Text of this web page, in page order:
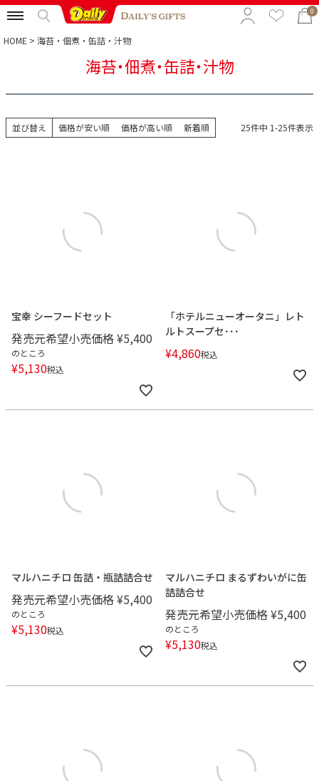
0
カテゴリから選ぶ
HOME 海苔・佃煮・缶詰・汁物
海苔・佃煮・缶詰・汁物
並び替え 価格が安い順 価格が高い順 新着順 25件中 1-25件表示
宝幸 シーフードセット
発売元希望小売価格¥5,400
のところ
¥5,130税込
「ホテルニューオータニ」レト
ルトスープセ･･･
¥4,860税込
マルハニチロ 缶詰・瓶詰詰合せ
発売元希望小売価格¥5,400
のところ
¥5,130税込
マルハニチロ まるずわいがに缶
詰詰合せ
発売元希望小売価格¥5,400
のところ
¥5,130税込